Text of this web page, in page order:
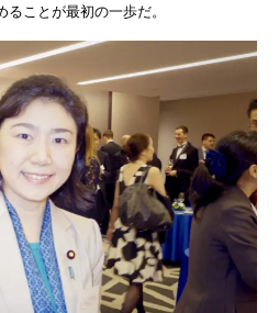
ことが最初の一歩だ。